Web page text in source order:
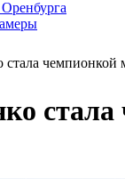
чемпионкой
стала